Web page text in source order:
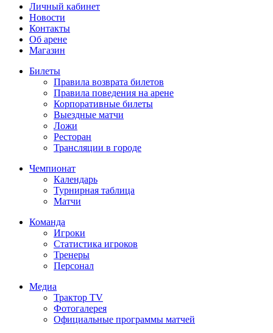
Личный кабинет
Новости
Контакты
Об арене
Магазин
Билеты
Правила возврата билетов
Правила поведения на арене
Корпоративные билеты
Выездные матчи
Ложи
Ресторан
Трансляции в городе
Чемпионат
Календарь
Турнирная таблица
Матчи
Команда
Игроки
Статистика игроков
Тренеры
Персонал
Медиа
Трактор TV
Фотогалерея
Официальные программы матчей